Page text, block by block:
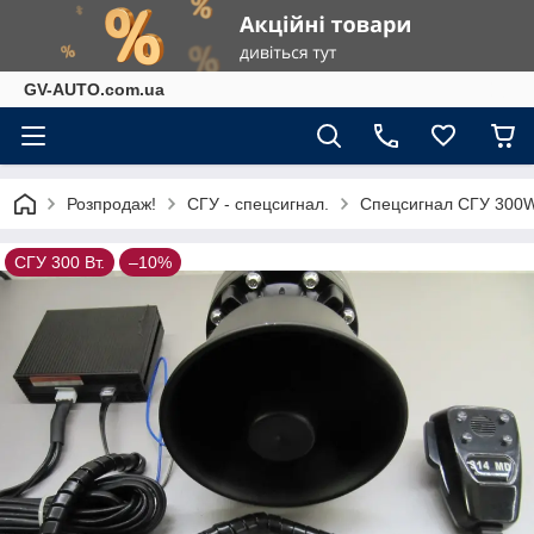
GV-AUTO.com.ua
Розпродаж! СГУ - спецсигнал. Спецсигнал СГУ
СГУ 300 Вт. –10%